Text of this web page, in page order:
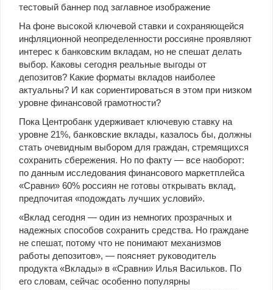
тестовый баннер под заглавное изображение
На фоне высокой ключевой ставки и сохраняющейся
инфляционной неопределенности россияне проявляют
интерес к банковским вкладам, но не спешат делать
выбор. Каковы сегодня реальные выгоды от
депозитов? Какие форматы вкладов наиболее
актуальны? И как сориентироваться в этом при низком
уровне финансовой грамотности?
Пока Центробанк удерживает ключевую ставку на
уровне 21%, банковские вклады, казалось бы, должны
стать очевидным выбором для граждан, стремящихся
сохранить сбережения. Но по факту — все наоборот:
по данным исследования финансового маркетплейса
«Сравни» 60% россиян не готовы открывать вклад,
предпочитая «подождать лучших условий».
«Вклад сегодня — один из немногих прозрачных и
надежных способов сохранить средства. Но граждане
не спешат, потому что не понимают механизмов
работы депозитов», — поясняет руководитель
продукта «Вклады» в «Сравни» Илья Васильков. По
его словам, сейчас особенно популярны